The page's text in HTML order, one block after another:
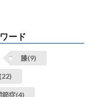
ード
膝(9)
節症(4)